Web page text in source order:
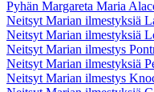
Pyhän Margareta Maria
Neitsyt Marian ilmestyksiä
Neitsyt Marian ilmestyksiä
Neitsyt Marian ilmestys
Neitsyt Marian ilmestyksiä
Neitsyt Marian ilmestys